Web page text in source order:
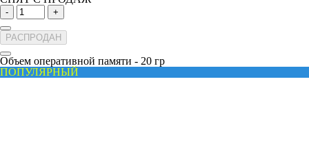
- +
РАСПРОДАН
Объем оперативной памяти - 20 гр
ПОПУЛЯРНЫЙ